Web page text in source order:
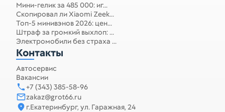
Мини-гелик за 485 000: иг...
Скопировал ли Xiaomi Zeek...
Топ-5 минивэнов 2026: цен...
Штраф за громкий выхлоп: ...
Электромобили без страха ...
Контакты
Автосервис
Вакансии
+7 (343) 385-58-96
zakaz@grot66.ru
г.Екатеринбург, ул. Гаражная, 24